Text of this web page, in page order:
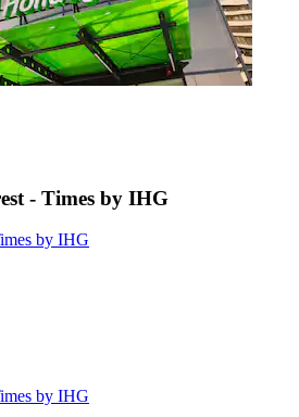
- Times by IHG
by IHG
by IHG